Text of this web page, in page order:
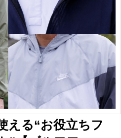
える“お役立ちフ